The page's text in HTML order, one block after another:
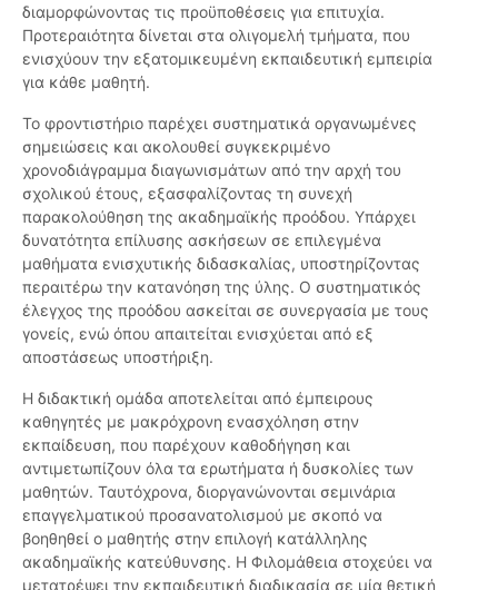
διαμορφώνοντας τις προϋποθέσεις για επιτυχία.
Προτεραιότητα δίνεται στα ολιγομελή τμήματα, που
ενισχύουν την εξατομικευμένη εκπαιδευτική εμπειρία
για κάθε μαθητή.
Το φροντιστήριο παρέχει συστηματικά οργανωμένες
σημειώσεις και ακολουθεί συγκεκριμένο
χρονοδιάγραμμα διαγωνισμάτων από την αρχή του
σχολικού έτους, εξασφαλίζοντας τη συνεχή
παρακολούθηση της ακαδημαϊκής προόδου. Υπάρχει
δυνατότητα επίλυσης ασκήσεων σε επιλεγμένα
μαθήματα ενισχυτικής διδασκαλίας, υποστηρίζοντας
περαιτέρω την κατανόηση της ύλης. Ο συστηματικός
έλεγχος της προόδου ασκείται σε συνεργασία με τους
γονείς, ενώ όπου απαιτείται ενισχύεται από εξ
αποστάσεως υποστήριξη.
Η διδακτική ομάδα αποτελείται από έμπειρους
καθηγητές με μακρόχρονη ενασχόληση στην
εκπαίδευση, που παρέχουν καθοδήγηση και
αντιμετωπίζουν όλα τα ερωτήματα ή δυσκολίες των
μαθητών. Ταυτόχρονα, διοργανώνονται σεμινάρια
επαγγελματικού προσανατολισμού με σκοπό να
βοηθηθεί ο μαθητής στην επιλογή κατάλληλης
ακαδημαϊκής κατεύθυνσης. Η Φιλομάθεια στοχεύει να
μετατρέψει την εκπαιδευτική διαδικασία σε μία θετική